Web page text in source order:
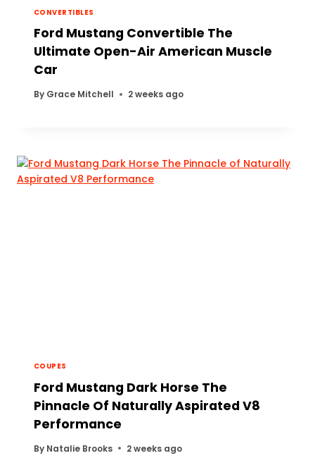
CONVERTIBLES
Ford Mustang Convertible The
Ultimate Open-Air American Muscle
Car
By Grace Mitchell 2 weeks ago
COUPES
Ford Mustang Dark Horse The
Pinnacle Of Naturally Aspirated V8
Performance
By Natalie Brooks 2 weeks ago